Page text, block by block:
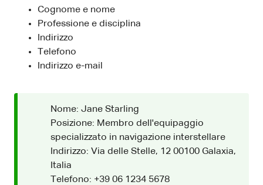
Cognome e nome
Professione e disciplina
Indirizzo
Telefono
Indirizzo e-mail
Nome: Jane Starling
Posizione: Membro dell'equipaggio
specializzato in navigazione interstellare
Indirizzo: Via delle Stelle, 12 00100 Galaxia,
Italia
Telefono: +39 06 1234 5678